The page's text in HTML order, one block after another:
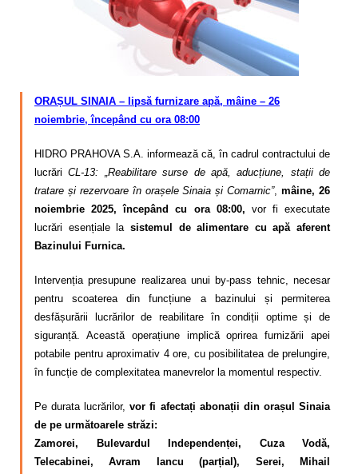
ORAȘUL SINAIA – lipsă furnizare apă, mâine – 26
noiembrie, începând cu ora 08:00
HIDRO PRAHOVA S.A. informează că, în cadrul contractului de
lucrăriCL-13: „Reabilitare surse de apă, aducțiune, stații de
tratare și rezervoare în orașele Sinaia și Comarnic”, mâine, 26
noiembrie 2025, începând cu ora 08:00, vor fi executate
lucrări esențiale lasistemul de alimentare cu apă aferent
Bazinului Furnica.
Intervenția presupune realizarea unui by-pass tehnic, necesar
pentru scoaterea din funcțiune a bazinului și permiterea
desfășurării lucrărilor de reabilitare în condiții optime și de
siguranță. Această operațiune implică oprirea furnizării apei
potabile pentru aproximativ 4 ore, cu posibilitatea de prelungire,
în funcție de complexitatea manevrelor la momentul respectiv.
Pe durata lucrărilor,vor fi afectați abonații din orașul Sinaia
de pe următoarele străzi:
Zamorei, Bulevardul Independenței, Cuza Vodă,
Telecabinei, Avram Iancu (parțial), Serei, Mihail